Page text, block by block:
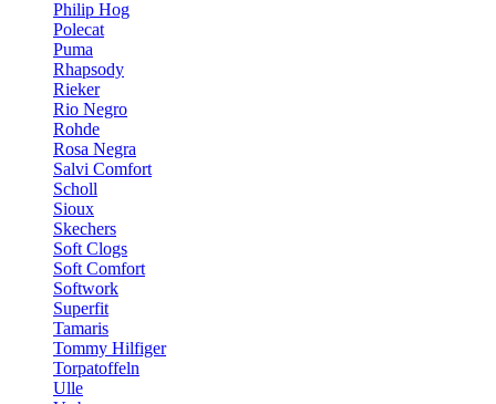
Philip Hog
Polecat
Puma
Rhapsody
Rieker
Rio Negro
Rohde
Rosa Negra
Salvi Comfort
Scholl
Sioux
Skechers
Soft Clogs
Soft Comfort
Softwork
Superfit
Tamaris
Tommy Hilfiger
Torpatoffeln
Ulle